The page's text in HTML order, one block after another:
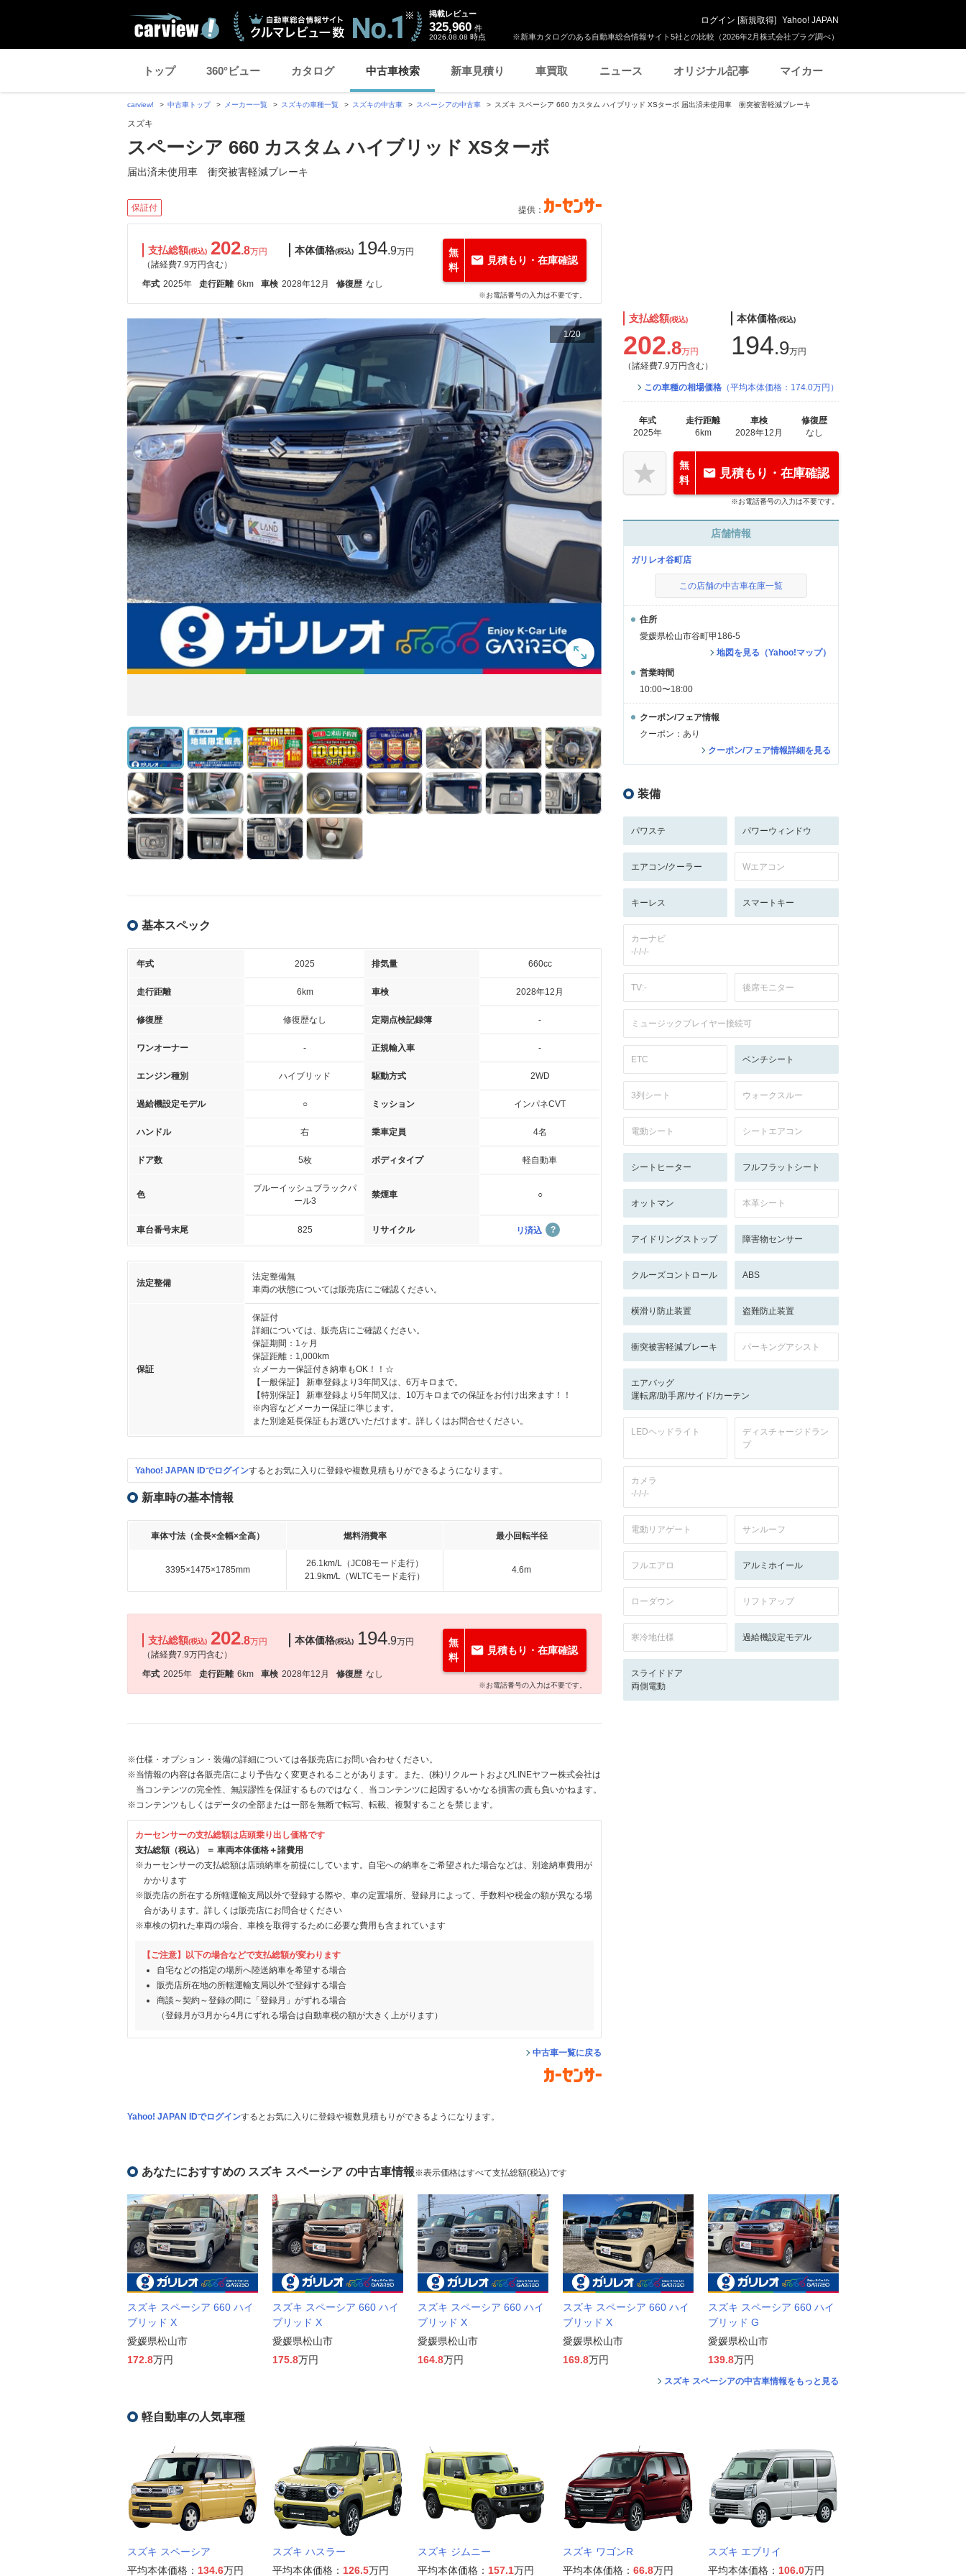
※新車カタログのある自動車総合情報サイト5社との比較（2026年2月株式会社プラグ調べ）
掲載レビュー
325,960 件
2026.08.08 時点
ログイン [新規取得] Yahoo! JAPAN
トップ 360°ビュー カタログ 中古車検索 新車見積り 車買取 ニュース オリジナル記事 マイカー
carview! 中古車トップ メーカー一覧 スズキの車種一覧 スズキの中古車 スペーシアの中古車 スズキ スペーシア 660 カスタム ハイブリッド XSターボ 届出済未使用車 衝突被害軽減ブレーキ
スズキ
スペーシア 660 カスタム ハイブリッド XSターボ
届出済未使用車 衝突被害軽減ブレーキ
保証付 提供：
支払総額(税込) 202.8万円
（諸経費7.9万円含む）
本体価格(税込) 194.9万円
年式 2025年 走行距離 6km 車検 2028年12月 修復歴 なし
無
料
見積もり・在庫確認
※お電話番号の入力は不要です。
1/20
基本スペック
年式 2025 排気量 660cc
走行距離 6km 車検 2028年12月
修復歴 修復歴なし 定期点検記録簿 -
ワンオーナー - 正規輸入車 -
エンジン種別 ハイブリッド 駆動方式 2WD
過給機設定モデル ○ ミッション インパネCVT
ハンドル 右 乗車定員 4名
ドア数 5枚 ボディタイプ 軽自動車
色
ブルーイッシュブラックパ
ール3
禁煙車 ○
車台番号末尾 825 リサイクル リ済込
法定整備
法定整備無
車両の状態については販売店にご確認ください。
保証
保証付
詳細については、販売店にご確認ください。
保証期間：1ヶ月
保証距離：1,000km
☆メーカー保証付き納車もOK！！☆
【一般保証】 新車登録より3年間又は、6万キロまで。
【特別保証】 新車登録より5年間又は、10万キロまでの保証をお付け出来ます！！
※内容などメーカー保証に準じます。
また別途延長保証もお選びいただけます。詳しくはお問合せください。
Yahoo! JAPAN IDでログインするとお気に入りに登録や複数見積もりができるようになります。
新車時の基本情報
車体寸法（全長×全幅×全高） 燃料消費率 最小回転半径
3395×1475×1785mm
26.1km/L（JC08モード走行）
21.9km/L（WLTCモード走行）
4.6m
支払総額(税込) 202.8万円
（諸経費7.9万円含む）
本体価格(税込) 194.9万円
年式 2025年 走行距離 6km 車検 2028年12月 修復歴 なし
無
料
見積もり・在庫確認
※お電話番号の入力は不要です。
※仕様・オプション・装備の詳細については各販売店にお問い合わせください。
※当情報の内容は各販売店により予告なく変更されることがあります。また、(株)リクルートおよびLINEヤフー株式会社は
当コンテンツの完全性、無誤謬性を保証するものではなく、当コンテンツに起因するいかなる損害の責も負いかねます。
※コンテンツもしくはデータの全部または一部を無断で転写、転載、複製することを禁じます。
カーセンサーの支払総額は店頭乗り出し価格です
支払総額（税込） ＝ 車両本体価格＋諸費用
※カーセンサーの支払総額は店頭納車を前提にしています。自宅への納車をご希望された場合などは、別途納車費用が
かかります
※販売店の所在する所轄運輸支局以外で登録する際や、車の定置場所、登録月によって、手数料や税金の額が異なる場
合があります。詳しくは販売店にお問合せください
※車検の切れた車両の場合、車検を取得するために必要な費用も含まれています
【ご注意】以下の場合などで支払総額が変わります
自宅などの指定の場所へ陸送納車を希望する場合
販売店所在地の所轄運輸支局以外で登録する場合
商談～契約～登録の間に「登録月」がずれる場合
（登録月が3月から4月にずれる場合は自動車税の額が大きく上がります）
中古車一覧に戻る
Yahoo! JAPAN IDでログインするとお気に入りに登録や複数見積もりができるようになります。
支払総額(税込)
202.8万円
（諸経費7.9万円含む）
本体価格(税込)
194.9万円
この車種の相場価格 （平均本体価格：174.0万円）
年式
2025年
走行距離
6km
車検
2028年12月
修復歴
なし
無
料
見積もり・在庫確認
※お電話番号の入力は不要です。
店舗情報
ガリレオ谷町店
この店舗の中古車在庫一覧
住所
愛媛県松山市谷町甲186-5
地図を見る（Yahoo!マップ）
営業時間
10:00〜18:00
クーポン/フェア情報
クーポン：あり
クーポン/フェア情報詳細を見る
装備
パワステ パワーウィンドウ
エアコン/クーラー Wエアコン
キーレス スマートキー
カーナビ
-/-/-/-
TV:- 後席モニター
ミュージックプレイヤー接続可
ETC ベンチシート
3列シート ウォークスルー
電動シート シートエアコン
シートヒーター フルフラットシート
オットマン 本革シート
アイドリングストップ 障害物センサー
クルーズコントロール ABS
横滑り防止装置 盗難防止装置
衝突被害軽減ブレーキ パーキングアシスト
エアバッグ
運転席/助手席/サイド/カーテン
LEDヘッドライト
ディスチャージドラン
プ
カメラ
-/-/-/-
電動リアゲート サンルーフ
フルエアロ アルミホイール
ローダウン リフトアップ
寒冷地仕様 過給機設定モデル
スライドドア
両側電動
あなたにおすすめの スズキ スペーシア の中古車情報※表示価格はすべて支払総額(税込)です
スズキ スペーシア 660 ハイ
ブリッド X
愛媛県松山市
172.8万円
スズキ スペーシア 660 ハイ
ブリッド X
愛媛県松山市
175.8万円
スズキ スペーシア 660 ハイ
ブリッド X
愛媛県松山市
164.8万円
スズキ スペーシア 660 ハイ
ブリッド X
愛媛県松山市
169.8万円
スズキ スペーシア 660 ハイ
ブリッド G
愛媛県松山市
139.8万円
スズキ スペーシアの中古車情報をもっと見る
軽自動車の人気車種
スズキ スペーシア
平均本体価格： 134.6万円
スズキ ハスラー
平均本体価格： 126.5万円
スズキ ジムニー
平均本体価格： 157.1万円
スズキ ワゴンR
平均本体価格： 66.8万円
スズキ エブリイ
平均本体価格： 106.0万円